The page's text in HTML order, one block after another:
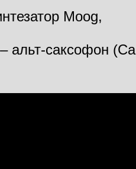
Moog,
альт-саксофон